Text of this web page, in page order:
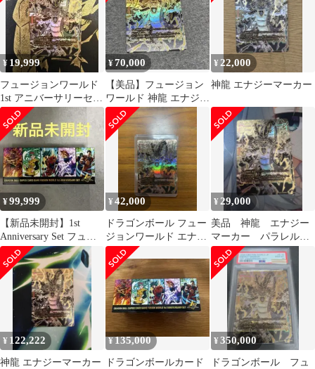
¥ 19,999
フュージョンワールド
1st アニバーサリーセッ
ト エナジーマーカ
ー 神龍
¥70,000
【美品】フュージョン
ワールド 神龍 エナジー
マーカー e-32
¥ 22,000
神龍 エナジーマーカー
¥99,999
【新品未開封】1st
Anniversary Set フュー
ジョンワールド
¥42,000
ドラゴンボール フュー
ジョンワールド エナジ
ーマーカー 神龍
¥29,000
美品 神龍 エナジー
マーカー パラレル
アニバーサリー セッ
ト プロモ
¥ 122,222
神龍 エナジーマーカー
¥135,000
ドラゴンボールカード
¥350,000
ドラゴンボール フュ